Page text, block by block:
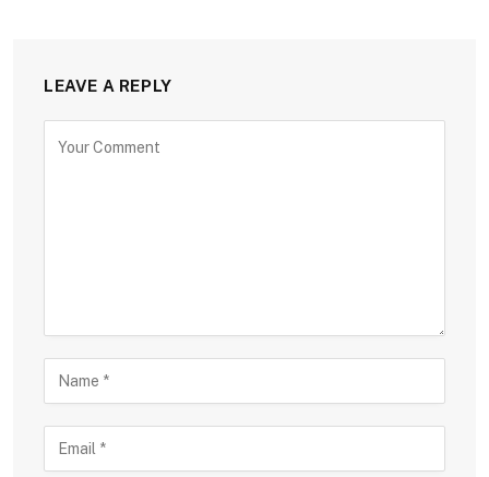
LEAVE A REPLY